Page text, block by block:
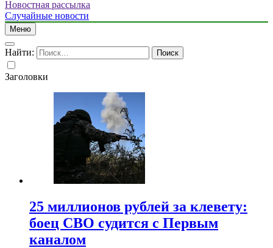
Новостная рассылка
Случайные новости
Меню
Найти:
Заголовки
25 миллионов рублей за клевету:
боец СВО судится с Первым
каналом